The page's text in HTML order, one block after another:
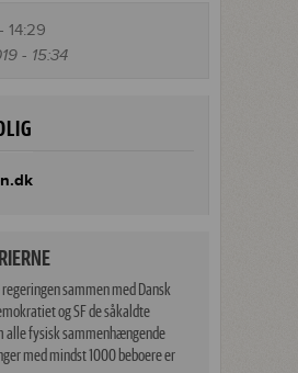
14:29
- 15:34
sammen med Dansk
og SF de såkaldte
alle fysisk sammenhængende
med mindst 1000 beboere er